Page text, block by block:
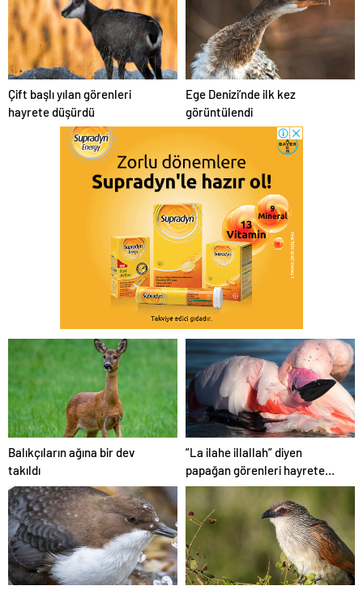
Çift başlı yılan görenleri
hayrete düşürdü
Ege Denizi’nde ilk kez
görüntülendi
Balıkçıların ağına bir dev
takıldı
”La ilahe illallah” diyen
papağan görenleri hayrete
düşürüyor